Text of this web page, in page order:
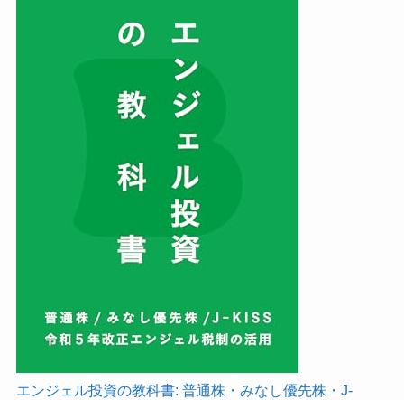
エンジェル投資の教科書: 普通株・みなし優先株・J-